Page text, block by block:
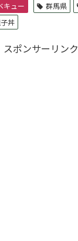
キュー 群馬県
丼
スポンサーリンク